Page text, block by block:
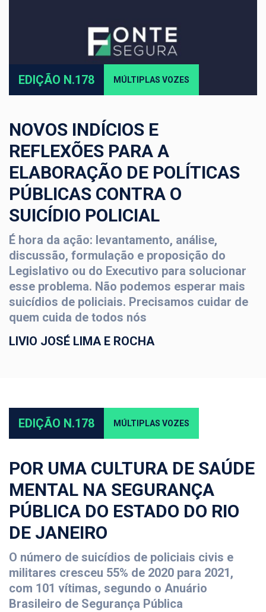
EDIÇÃO N.178 MÚLTIPLAS VOZES
NOVOS INDÍCIOS E
REFLEXÕES PARA A
ELABORAÇÃO DE POLÍTICAS
PÚBLICAS CONTRA O
SUICÍDIO POLICIAL
É hora da ação: levantamento, análise,
discussão, formulação e proposição do
Legislativo ou do Executivo para solucionar
esse problema. Não podemos esperar mais
suicídios de policiais. Precisamos cuidar de
quem cuida de todos nós
LIVIO JOSÉ LIMA E ROCHA
EDIÇÃO N.178 MÚLTIPLAS VOZES
POR UMA CULTURA DE SAÚDE
MENTAL NA SEGURANÇA
PÚBLICA DO ESTADO DO RIO
DE JANEIRO
O número de suicídios de policiais civis e
militares cresceu 55% de 2020 para 2021,
com 101 vítimas, segundo o Anuário
Brasileiro de Segurança Pública